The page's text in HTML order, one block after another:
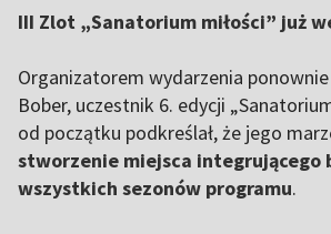
III Zlot „Sanatorium miłości” już
Organizatorem wydarzenia
Bober, uczestnik 6. edycji
od początku podkreślał, że jego
stworzenie miejsca integrującego
wszystkich sezonów programu.